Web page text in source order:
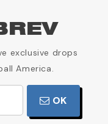
exclusive drops
America.
OK